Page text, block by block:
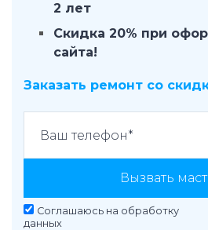
2 лет
Скидка 20% при
сайта!
Заказать ремонт со
Вызвать
Соглашаюсь на обработку
данных